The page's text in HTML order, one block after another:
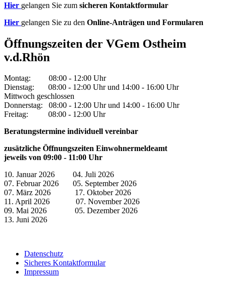
Hier gelangen Sie zum sicheren Kontaktformular
Hier gelangen Sie zu den Online-Anträgen und Formularen
Öffnungszeiten der VGem Ostheim
v.d.Rhön
Montag: 08:00 - 12:00 Uhr
Dienstag: 08:00 - 12:00 Uhr und 14:00 - 16:00 Uhr
Mittwoch geschlossen
Donnerstag: 08:00 - 12:00 Uhr und 14:00 - 16:00 Uhr
Freitag: 08:00 - 12:00 Uhr
Beratungstermine individuell vereinbar
zusätzliche Öffnungszeiten Einwohnermeldeamt
jeweils von 09:00 - 11:00 Uhr
10. Januar 2026 04. Juli 2026
07. Februar 2026 05. September 2026
07. März 2026 17. Oktober 2026
11. April 2026 07. November 2026
09. Mai 2026 05. Dezember 2026
13. Juni 2026
Datenschutz
Sicheres Kontaktformular
Impressum